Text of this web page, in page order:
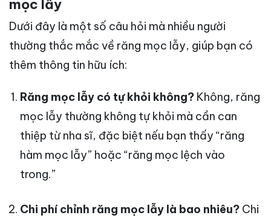
mọc lẫy
Dưới đây là một số câu hỏi mà nhiều người
thường thắc mắc về răng mọc lẫy, giúp bạn có
thêm thông tin hữu ích:
Răng mọc lẫy có tự khỏi không? Không, răng
mọc lẫy thường không tự khỏi mà cần can
thiệp từ nha sĩ, đặc biệt nếu bạn thấy “răng
hàm mọc lẫy” hoặc “răng mọc lệch vào
trong.”
Chi phí chỉnh răng mọc lẫy là bao nhiêu? Chi